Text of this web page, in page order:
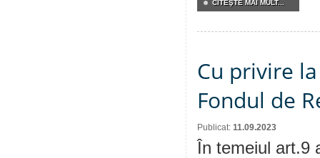
CITEŞTE MAI MULT...
Cu privire
Fondul de
Publicat: 11.09.2023
În temeiul art.9